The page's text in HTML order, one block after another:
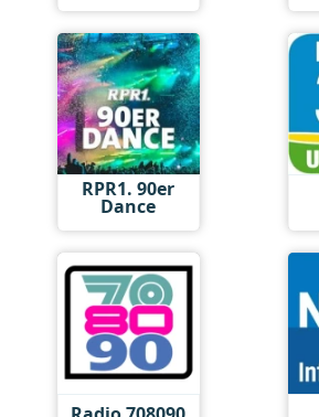
RPR1. 90er
Dance